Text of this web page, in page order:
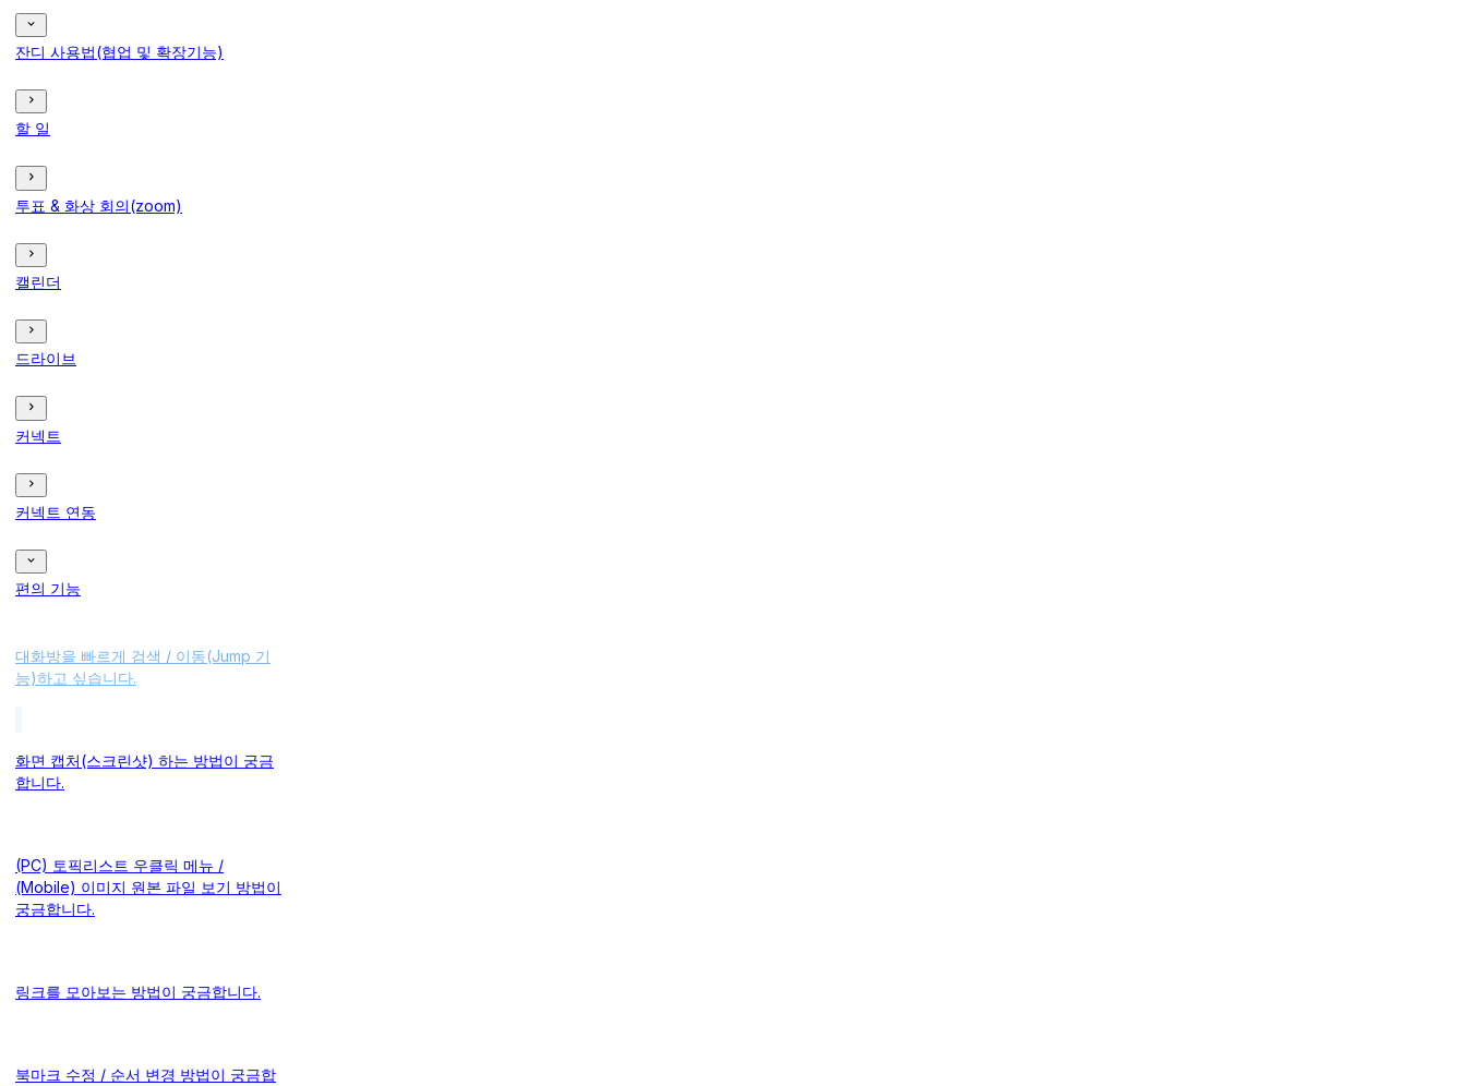
잔디 사용법(협업 및 확장기능)
할 일
투표 & 화상 회의(zoom)
캘린더
드라이브
커넥트
커넥트 연동
편의 기능
대화방을 빠르게 검색 / 이동(Jump 기
능)하고 싶습니다.
화면 캡처(스크린샷) 하는 방법이 궁금
합니다.
(PC) 토픽리스트 우클릭 메뉴 /
(Mobile) 이미지 원본 파일 보기 방법이
궁금합니다.
링크를 모아보는 방법이 궁금합니다.
북마크 수정 / 순서 변경 방법이 궁금합